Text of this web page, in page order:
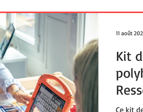
Kit
Ce kit
11 août